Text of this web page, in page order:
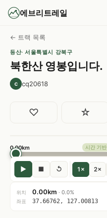
에브리트레일
← 트랙 목록
등산· 서울특별시 강북구
북한산 영봉입니다.
c cq20618
♡ ☆
0.00km 시간 기반
▶ ■ ↺ 1× 2×
위치 0.00km · 0.0%
좌표 37.66762, 127.00813